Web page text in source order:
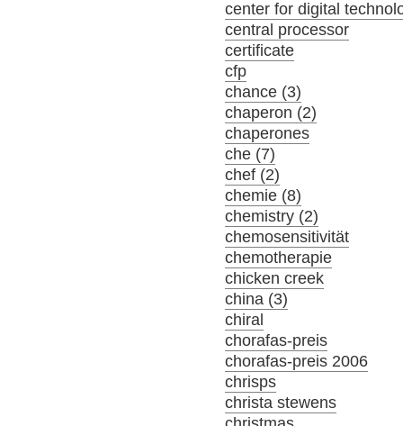
center for digital
central processor
certificate
cfp
chance (3)
chaperon (2)
chaperones
che (7)
chef (2)
chemie (8)
chemistry (2)
chemosensitivität
chemotherapie
chicken creek
china (3)
chiral
chorafas-preis
chorafas-preis 2006
chrisps
christa stewens